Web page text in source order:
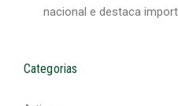
nacional e destaca
Categorias